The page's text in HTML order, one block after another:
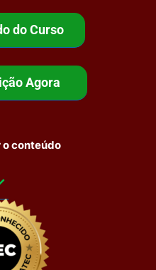
do Curso
Agora
o conteúdo